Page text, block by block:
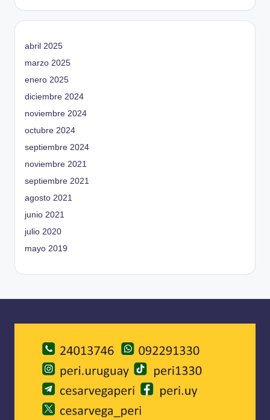
abril 2025
marzo 2025
enero 2025
diciembre 2024
noviembre 2024
octubre 2024
septiembre 2024
noviembre 2021
septiembre 2021
agosto 2021
junio 2021
julio 2020
mayo 2019